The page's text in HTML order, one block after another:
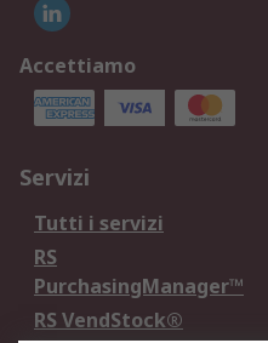
Accettiamo
Servizi
Tutti i servizi
RS
PurchasingManager™
RS VendStock®